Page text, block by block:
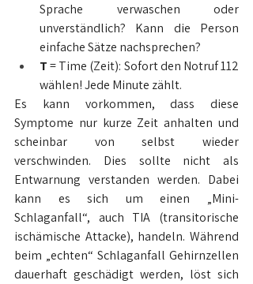
Sprache verwaschen oder
unverständlich? Kann die Person
einfache Sätze nachsprechen?
T = Time (Zeit): Sofort den Notruf 112
wählen! Jede Minute zählt.
Es kann vorkommen, dass diese
Symptome nur kurze Zeit anhalten und
scheinbar von selbst wieder
verschwinden. Dies sollte nicht als
Entwarnung verstanden werden. Dabei
kann es sich um einen „Mini-
Schlaganfall“, auch TIA (transitorische
ischämische Attacke), handeln. Während
beim „echten“ Schlaganfall Gehirnzellen
dauerhaft geschädigt werden, löst sich